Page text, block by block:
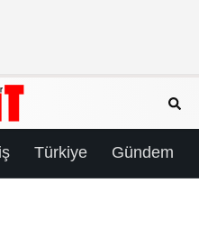
Türkiye Gündem